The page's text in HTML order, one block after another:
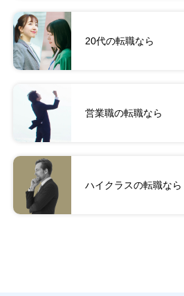
20代の転職なら
営業職の転職なら
ハイクラスの転職なら